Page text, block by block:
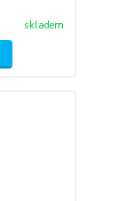
skladem